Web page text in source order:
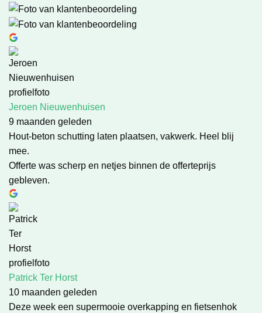
Jeroen Nieuwenhuisen
9 maanden geleden
Hout-beton schutting laten plaatsen, vakwerk. Heel blij
mee.
Offerte was scherp en netjes binnen de offerteprijs
gebleven.
Patrick Ter Horst
10 maanden geleden
Deze week een supermooie overkapping en fietsenhok